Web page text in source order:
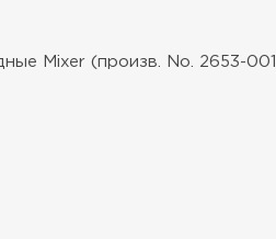
Mixer (произв. No. 2653-